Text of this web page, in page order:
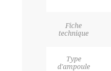
Fiche
technique
Type
d'ampoule